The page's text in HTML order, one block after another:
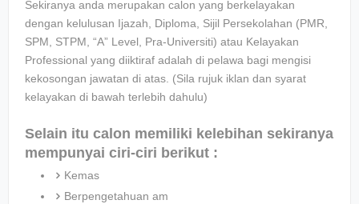
Sekiranya anda merupakan calon yang berkelayakan
dengan kelulusan Ijazah, Diploma, Sijil Persekolahan (PMR,
SPM, STPM, “A” Level, Pra-Universiti) atau Kelayakan
Professional yang diiktiraf adalah di pelawa bagi mengisi
kekosongan jawatan di atas. (Sila rujuk iklan dan syarat
kelayakan di bawah terlebih dahulu)
Selain itu calon memiliki kelebihan sekiranya
mempunyai ciri-ciri berikut :
Kemas
Berpengetahuan am